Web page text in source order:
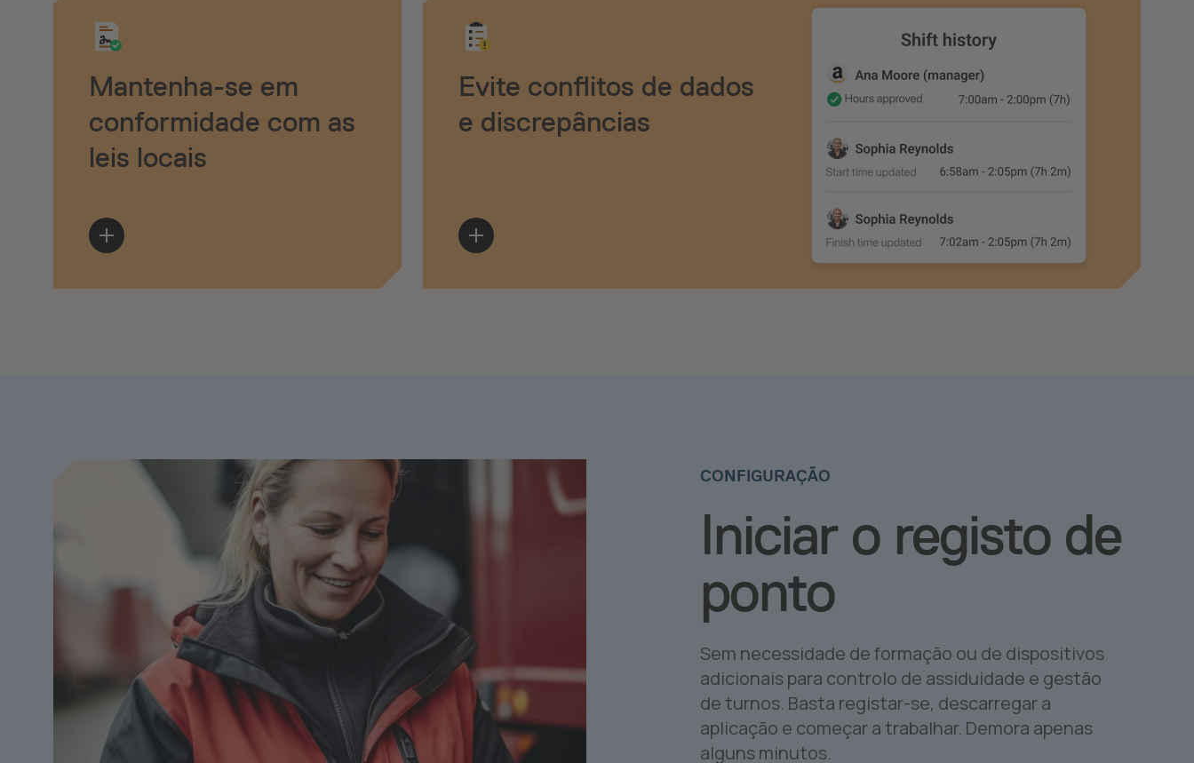
Mantenha-se em
conformidade com as
leis locais
Evite conflitos de dados
e discrepâncias
Iniciar o registo de
ponto
CONFIGURAÇÃO
Sem necessidade de formação ou de dispositivos
adicionais para controlo de assiduidade e gestão
de turnos. Basta registar-se, descarregar a
aplicação e começar a trabalhar. Demora apenas
alguns minutos.